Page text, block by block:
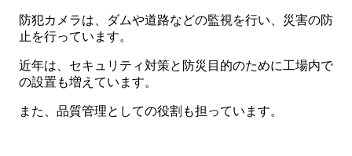
防犯カメラは、ダムや道路などの監視を行い、災害の防
止を行っています。
近年は、セキュリティ対策と防災目的のために工場内で
の設置も増えています。
また、品質管理としての役割も担っています。